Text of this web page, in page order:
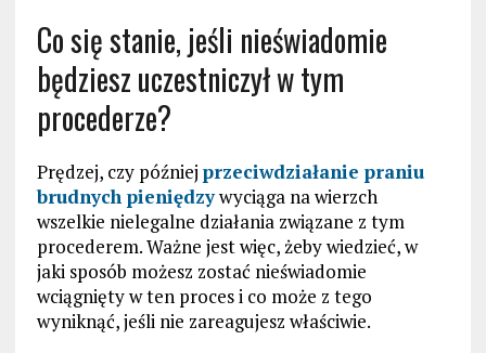
Co się stanie, jeśli nieświadomie
będziesz uczestniczył w tym
procederze?
Prędzej, czy później przeciwdziałanie praniu
brudnych pieniędzywyciąga na wierzch
wszelkie nielegalne działania związane z tym
procederem. Ważne jest więc, żeby wiedzieć, w
jaki sposób możesz zostać nieświadomie
wciągnięty w ten proces i co może z tego
wyniknąć, jeśli nie zareagujesz właściwie.